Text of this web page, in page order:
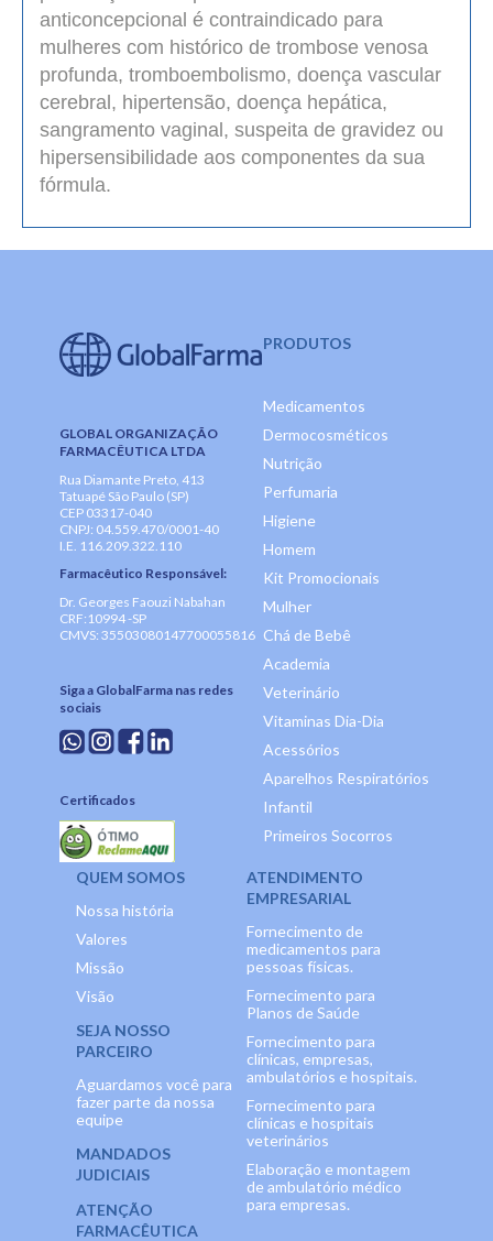
anticoncepcional é contraindicado para
mulheres com histórico de trombose venosa
profunda, tromboembolismo, doença vascular
cerebral, hipertensão, doença hepática,
sangramento vaginal, suspeita de gravidez ou
hipersensibilidade aos componentes da sua
fórmula.
GLOBAL ORGANIZAÇÃO
FARMACÊUTICA LTDA
Rua Diamante Preto, 413
Tatuapé São Paulo (SP)
CEP 03317-040
CNPJ: 04.559.470/0001-40
I.E. 116.209.322.110
Farmacêutico Responsável:
Dr. Georges Faouzi Nabahan
CRF:10994 -SP
CMVS: 35503080147700055816
Siga a GlobalFarma nas redes
sociais
Certificados
PRODUTOS
Medicamentos
Dermocosméticos
Nutrição
Perfumaria
Higiene
Homem
Kit Promocionais
Mulher
Chá de Bebê
Academia
Veterinário
Vitaminas Dia-Dia
Acessórios
Aparelhos Respiratórios
Infantil
Primeiros Socorros
QUEM SOMOS
Nossa história
Valores
Missão
Visão
SEJA NOSSO
PARCEIRO
Aguardamos você para
fazer parte da nossa
equipe
MANDADOS
JUDICIAIS
ATENÇÃO
FARMACÊUTICA
ATENDIMENTO
EMPRESARIAL
Fornecimento de
medicamentos para
pessoas físicas.
Fornecimento para
Planos de Saúde
Fornecimento para
clínicas, empresas,
ambulatórios e hospitais.
Fornecimento para
clínicas e hospitais
veterinários
Elaboração e montagem
de ambulatório médico
para empresas.